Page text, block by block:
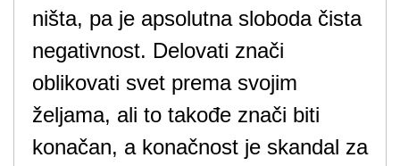
ništa, pa je apsolutna sloboda čista
negativnost. Delovati znači
oblikovati svet prema svojim
željama, ali to takođe znači biti
konačan, a konačnost je skandal za